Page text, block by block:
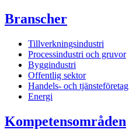
Branscher
Tillverkningsindustri
Processindustri och gruvor
Byggindustri
Offentlig sektor
Handels- och tjänsteföretag
Energi
Kompetensområden